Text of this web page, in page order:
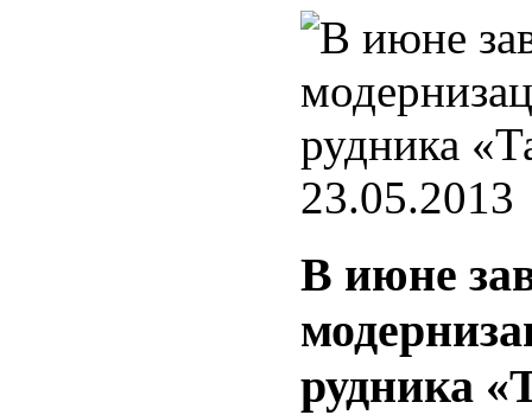
23.05.2013
В июне
рудника